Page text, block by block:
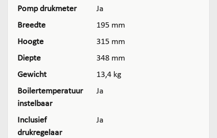
Pomp drukmeter
Ja
Breedte
195 mm
Hoogte
315 mm
Diepte
348 mm
Gewicht
13,4 kg
Boilertemperatuur
instelbaar
Ja
Inclusief
drukregelaar
Ja